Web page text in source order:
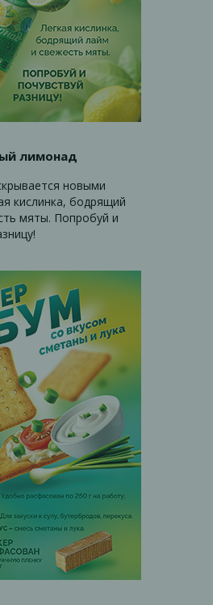
лимонад
новыми
кислинка, бодрящий
мяты. Попробуй и